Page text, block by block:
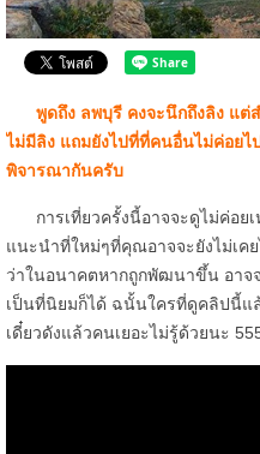
พูดถึง ลพบุรี คงจะนึกถึงลิง แ
ไม่มีลิง แถมยังไปที่ที่คนอื่นไม่ค่อยไ
พิจารณากันครับ
การเที่ยวครั้งนี้อาจจะดูไม่ค่อย
แนะนำที่ใหม่ๆที่คุณอาจจะยังไม่เค
ว่าในอนาคตหากถูกพัฒนาขึ้น อาจ
เป็นที่นิยมก็ได้ ฉนั้นใครที่ดูคลิปนี้แ
เดี๋ยวดังแล้วคนเยอะไม่รู้ด้วยนะ